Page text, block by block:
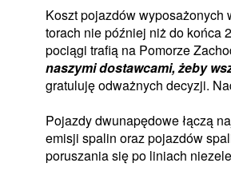
Koszt pojazdów wyposażonych
torach nie później niż do końca
pociągi trafią na Pomorze
naszymi dostawcami, żeby
gratuluję odważnych decyzji.
Pojazdy dwunapędowe łączą
emisji spalin oraz pojazdów
poruszania się po liniach